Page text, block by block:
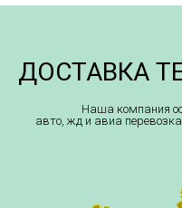
ДОСТАВКА
Наша компания
авто, жд и авиа